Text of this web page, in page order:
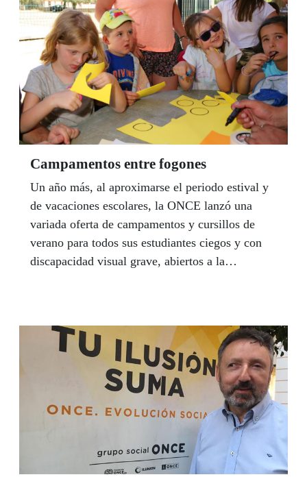
Campamentos entre fogones
Un año más, al aproximarse el periodo estival y
de vacaciones escolares, la ONCE lanzó una
variada oferta de campamentos y cursillos de
verano para todos sus estudiantes ciegos y con
discapacidad visual grave, abiertos a la
demostrar su firme convicción en que el primer
paso para asegurar una inclusión real y efectiva
de los niños y niñas con discapacidad, es
facilitando el acceso a las mismas actividades
que el resto de niños y niñas de su edad, y en